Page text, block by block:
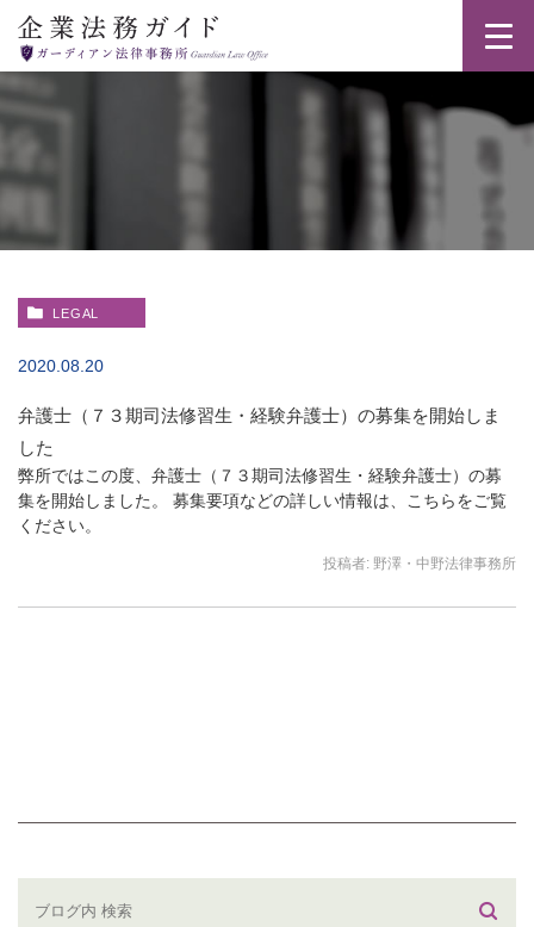
LEGAL
2020.08.20
弁護士（７３期司法修習生・経験弁護士）の募集を開始しま
した
弊所ではこの度、弁護士（７３期司法修習生・経験弁護士）の募
集を開始しました。 募集要項などの詳しい情報は、こちらをご覧
ください。
投稿者: 野澤・中野法律事務所